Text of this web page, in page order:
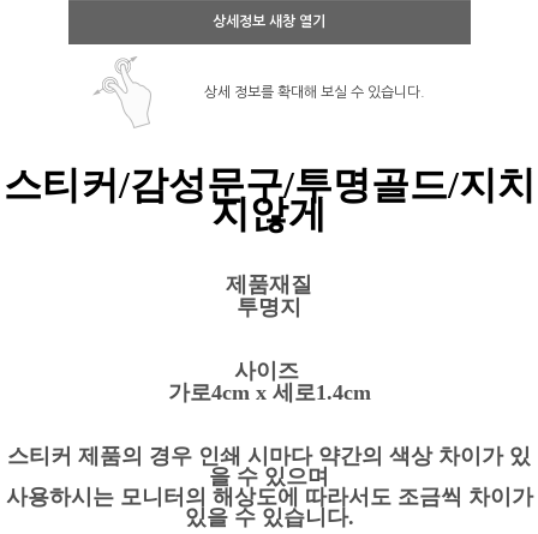
상세정보 새창 열기
상세 정보를 확대해 보실 수 있습니다.
스티커/감성문구/투명골드/지치
지않게
제품재질
투명지
사이즈
가로4cm x 세로1.4cm
스티커 제품의 경우 인쇄 시마다 약간의 색상 차이가 있
을 수 있으며
사용하시는 모니터의 해상도에 따라서도 조금씩 차이가
있을 수 있습니다.